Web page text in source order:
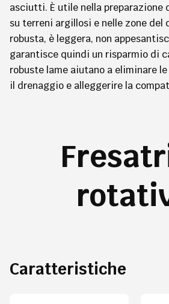
asciutti. È utile nella preparazione
su terreni argillosi e nelle zone del
robusta, è leggera, non
garantisce quindi un risparmio di
robuste lame aiutano a eliminare
il drenaggio e alleggerire la
Caratteristiche